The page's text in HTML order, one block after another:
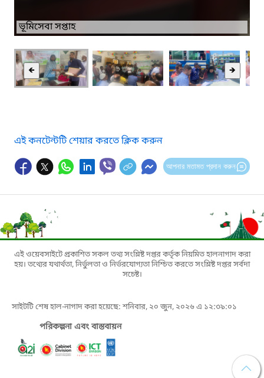
ভূমিসেবা সপ্তাহ
🡸 🡺
এই কনটেন্টটি শেয়ার করতে ক্লিক করুন
আপনার মতামত প্রদান করুন
এই ওয়েবসাইটে প্রকাশিত সকল তথ্য সংশ্লিষ্ট দপ্তর কর্তৃক নিয়মিত হালনাগাদ করা
হয়। তথ্যের যথার্থতা, নির্ভুলতা ও নির্ভরযোগ্যতা নিশ্চিত করতে সংশ্লিষ্ট দপ্তর সর্বদা
সচেষ্ট।
সাইটটি শেষ হাল-নাগাদ করা হয়েছে: শনিবার, ২০ জুন, ২০২৬ এ ১২:৩৯:০১
পরিকল্পনা এবং বাস্তবায়ন